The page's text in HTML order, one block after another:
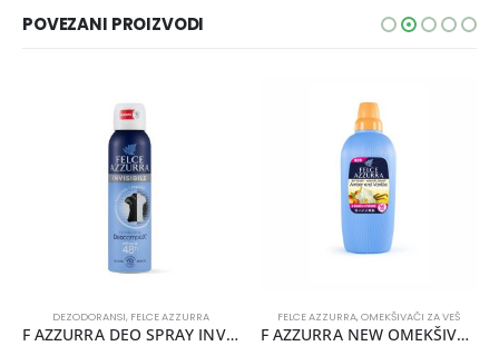
POVEZANI PROIZVODI
DEZODORANSI, FELCE AZZURRA
F AZZURRA DEO SPRAY INVISIBILE DEOCOMPLEX 150ML DM
FELCE AZZURRA,OMEKŠIVAČI ZA VEŠ
F AZZURRA NEW OMEKŠIVAČ ZA VEŠ AMBER 2L (40 PR)